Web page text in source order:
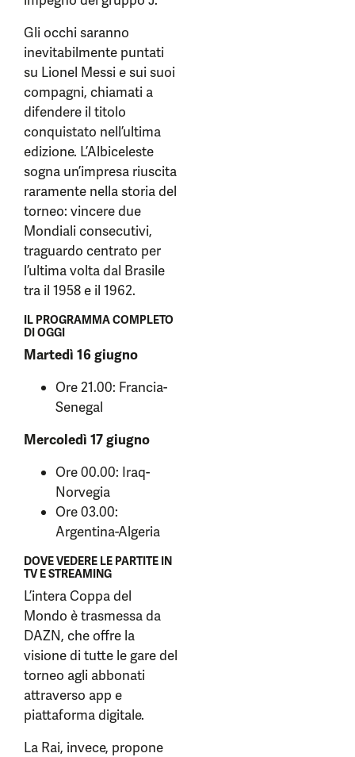
Gli occhi saranno
inevitabilmente puntati
su Lionel Messi e sui suoi
compagni, chiamati a
difendere il titolo
conquistato nell’ultima
edizione. L’Albiceleste
sogna un’impresa riuscita
raramente nella storia del
torneo: vincere due
Mondiali consecutivi,
traguardo centrato per
l’ultima volta dal Brasile
tra il 1958 e il 1962.
IL PROGRAMMA COMPLETO
DI OGGI
Martedì 16 giugno
Ore 21.00: Francia-
Senegal
Mercoledì 17 giugno
Ore 00.00: Iraq-
Norvegia
Ore 03.00:
Argentina-Algeria
DOVE VEDERE LE PARTITE IN
TV E STREAMING
L’intera Coppa del
Mondo è trasmessa da
DAZN, che offre la
visione di tutte le gare del
torneo agli abbonati
attraverso app e
piattaforma digitale.
La Rai, invece, propone